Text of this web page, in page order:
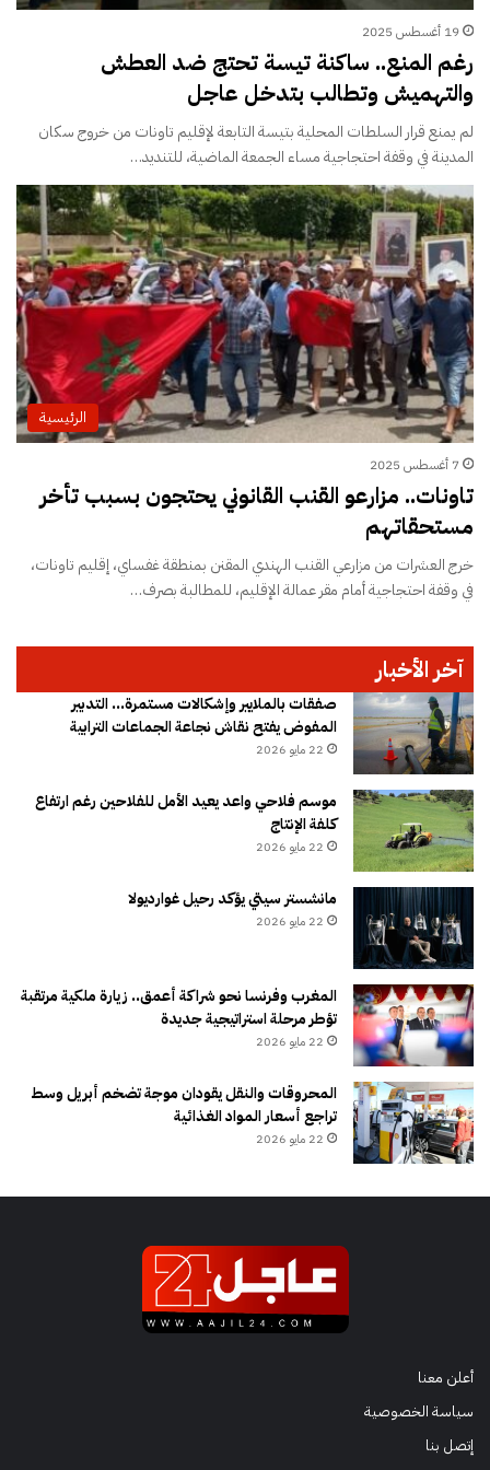
19 أغسطس 2025
رغم المنع.. ساكنة تيسة تحتج ضد العطش
والتهميش وتطالب بتدخل عاجل
لم يمنع قرار السلطات المحلية بتيسة التابعة لإقليم تاونات من خروج سكان
المدينة في وقفة احتجاجية مساء الجمعة الماضية، للتنديد…
الرئيسية
7 أغسطس 2025
تاونات.. مزارعو القنب القانوني يحتجون بسبب تأخر
مستحقاتهم
خرج العشرات من مزارعي القنب الهندي المقنن بمنطقة غفساي، إقليم تاونات،
في وقفة احتجاجية أمام مقر عمالة الإقليم، للمطالبة بصرف…
آخر الأخبار
صفقات بالملايير وإشكالات مستمرة… التدبير
المفوض يفتح نقاش نجاعة الجماعات الترابية
22 مايو 2026
موسم فلاحي واعد يعيد الأمل للفلاحين رغم ارتفاع
كلفة الإنتاج
22 مايو 2026
مانشستر سيتي يؤكد رحيل غوارديولا
22 مايو 2026
المغرب وفرنسا نحو شراكة أعمق.. زيارة ملكية مرتقبة
تؤطر مرحلة استراتيجية جديدة
22 مايو 2026
المحروقات والنقل يقودان موجة تضخم أبريل وسط
تراجع أسعار المواد الغذائية
22 مايو 2026
أعلن معنا
سياسة الخصوصية
إتصل بنا